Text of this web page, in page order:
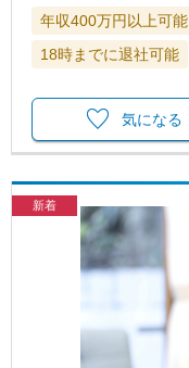
年収400万円以上可能
18時までに退社可能
気になる
新着